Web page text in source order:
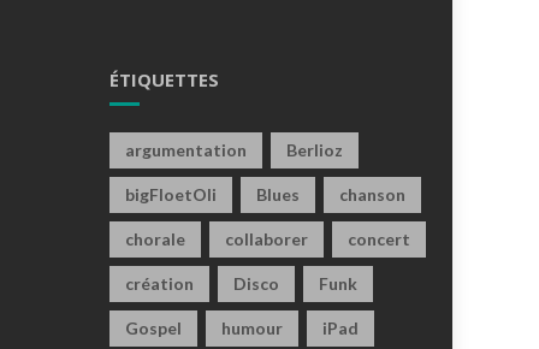
ÉTIQUETTES
argumentation Berlioz
bigFloetOli Blues chanson
chorale collaborer concert
création Disco Funk
Gospel humour iPad